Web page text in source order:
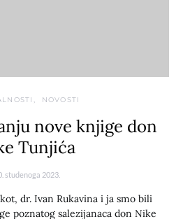
NOVOSTI
nove knjige don
Tunjića
studenoga 2023.
dr. Ivan Rukavina i ja smo bili
poznatog salezijanaca don Nike